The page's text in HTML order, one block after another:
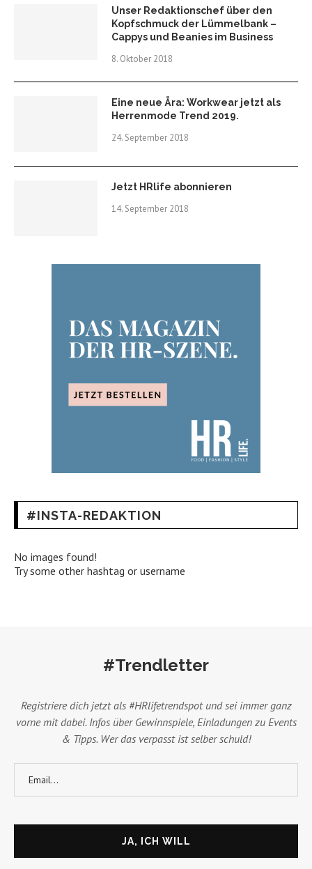
Unser Redaktionschef über den
Kopfschmuck der Lümmelbank –
Cappys und Beanies im Business
8. Oktober 2018
Eine neue Ära: Workwear jetzt als
Herrenmode Trend 2019.
24. September 2018
Jetzt HRlife abonnieren
14. September 2018
#INSTA-REDAKTION
No images found!
Try some other hashtag or username
#Trendletter
Registriere dich jetzt als #HRlifetrendspot und sei immer ganz
vorne mit dabei. Infos über Gewinnspiele, Einladungen zu Events
& Tipps. Wer das verpasst ist selber schuld!